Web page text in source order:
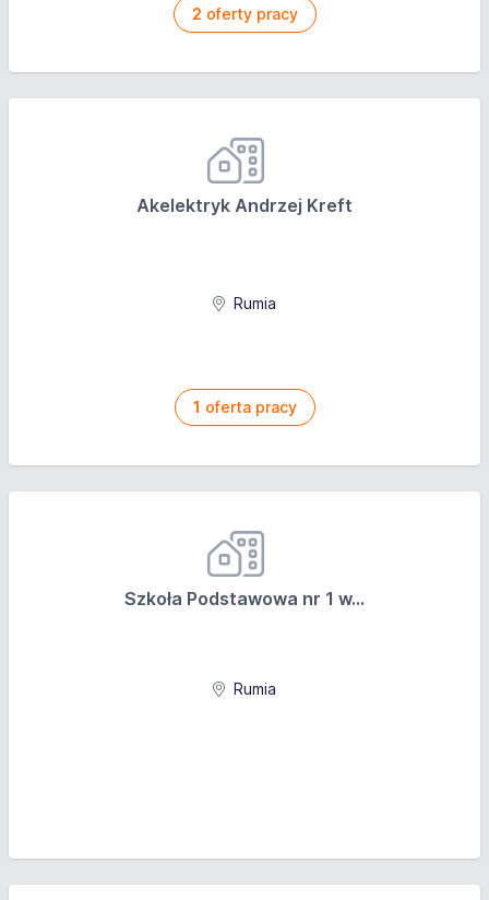
2 oferty pracy
Akelektryk Andrzej Kreft
Rumia
1 oferta pracy
Szkoła Podstawowa nr 1 w...
Rumia